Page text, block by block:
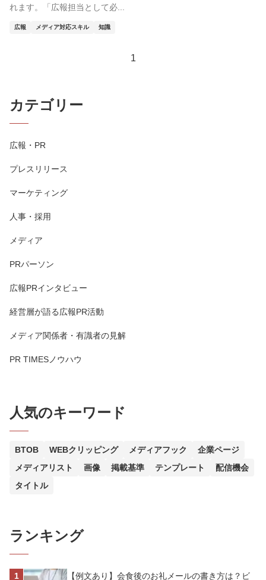
れます。「広報担当として必...
広報 メディア対応スキル 知識
1
カテゴリー
広報・PR
プレスリリース
マーケティング
人事・採用
メディア
PRパーソン
広報PRインタビュー
経営層が語る広報PR活動
メディア関係者・有識者の見解
PR TIMESノウハウ
人気のキーワード
BTOB WEBクリッピング メディアフック
企業ページ
メディアリスト
画像 掲載基準 テンプレート
配信機会
タイトル
ランキング
【例文あり】会食後のお礼メールの書き方は？ビ